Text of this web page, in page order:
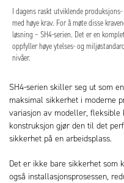
I dagens raskt utviklende
med høye krav. For å møte disse
løsning – SH4-serien. Det er en
oppfyller høye ytelses- og
nivåer.
SH4-serien skiller seg ut som
maksimal sikkerhet i moderne
variasjon av modeller, fleksible
konstruksjon gjør den til det
sikkerhet på en arbeidsplass.
Det er ikke bare sikkerhet som
også installasjonsprosessen,